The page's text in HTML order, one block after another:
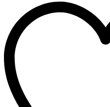
HCM
quantity